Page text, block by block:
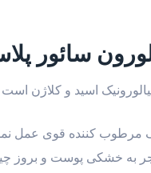
سائور
اسید و کلاژن
مرطوب کننده قوی عمل
به خشکی پوست و بروز